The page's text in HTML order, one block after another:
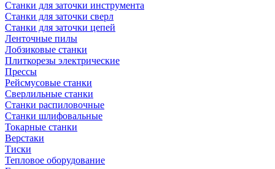
Станки для заточки инструмента
Станки для заточки сверл
Станки для заточки цепей
Ленточные пилы
Лобзиковые станки
Плиткорезы электрические
Прессы
Рейсмусовые станки
Сверлильные станки
Станки распиловочные
Станки шлифовальные
Токарные станки
Верстаки
Тиски
Тепловое оборудование